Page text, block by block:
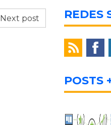
Next post REDES
POSTS